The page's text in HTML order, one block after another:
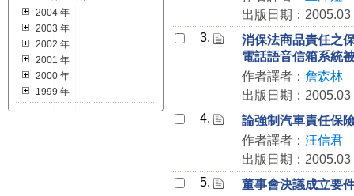
2004 年
2003 年
2002 年
2001 年
2000 年
1999 年
出版日期：2005.03
3.
消保法商品責任之
電話語音信箱系統
作者譯者： 詹森林
出版日期：2005.03
4.
論強制汽車責任保
作者譯者： 汪信君
出版日期：2005.03
5.
董事會決議成立要